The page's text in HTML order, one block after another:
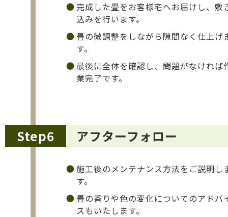
完成した畳をお客様宅へお届けし、敷
込みを行います。
畳の微調整をしながら隙間なく仕上げ
す。
最後に全体を確認し、問題がなければ
業完了です。
Step6 アフターフォロー
施工後のメンテナンス方法をご説明し
す。
畳の香りや色の変化についてのアドバ
スもいたします。